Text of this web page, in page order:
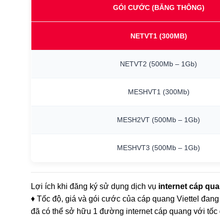
GÓI CƯỚC (BĂNG THÔNG)
NETVT1 (300MB)
NETVT2 (500Mb – 1Gb)
MESHVT1 (300Mb)
MESH2VT (500Mb – 1Gb)
MESHVT3 (500Mb – 1Gb)
Lợi ích khi đăng ký sử dụng dịch vụ internet cáp
♦ Tốc độ, giá và gói cước của cáp quang Viettel
đã có thể sở hữu 1 đường internet cáp quang với tốc